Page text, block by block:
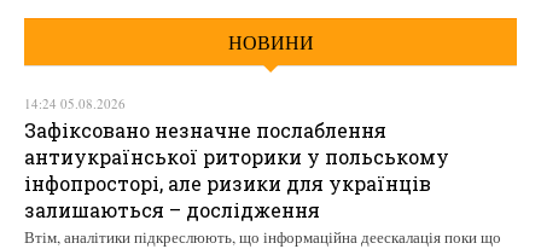
НОВИНИ
14:24 05.08.2026
Зафіксовано незначне послаблення
антиукраїнської риторики у польському
інфопросторі, але ризики для українців
залишаються – дослідження
Втім, аналітики підкреслюють, що інформаційна деескалація поки що